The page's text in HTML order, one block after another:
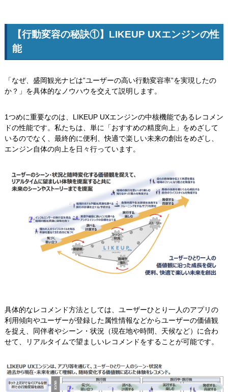
【行動変容の秘訣①】LIKEUP UXエンジンの性
能
「なぜ、盛岡観光ナビは”ユーザーの高い行動変容率”を実現したの
か？」を具体的なノウハウを交えて説明します。
1つめに重要なのは、LIKEUP UXエンジンの中核機能であるレコメン
ドの性能です。私たちは、単に「おすすめの精度向上」をめざして
いるのでなく、最終的に便利、快適で楽しい未来の創出をめざし、
エンジン自体の向上を日々行っています。
具体的なレコメンド方法としては、ユーザーひとり一人のアプリの
利用傾向やユーザーが登録した属性情報などからユーザーの価値観
を捉え、同伴者やシーン・状況（現在地や時間、天候など）に合わ
せて、リアルタイムで望ましいレコメンドをすることが可能です。